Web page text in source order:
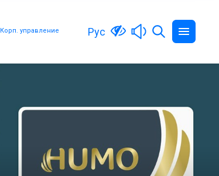
Корп. управление Рус